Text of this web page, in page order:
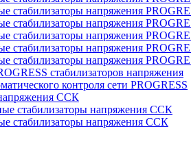
стабилизаторы напряжения
стабилизаторы напряжения
стабилизаторы напряжения
стабилизаторы напряжения
стабилизаторы напряжения
стабилизаторов напряжения
контроля сети PROGRESS
ССК
стабилизаторы напряжения ССК
стабилизаторы напряжения ССК